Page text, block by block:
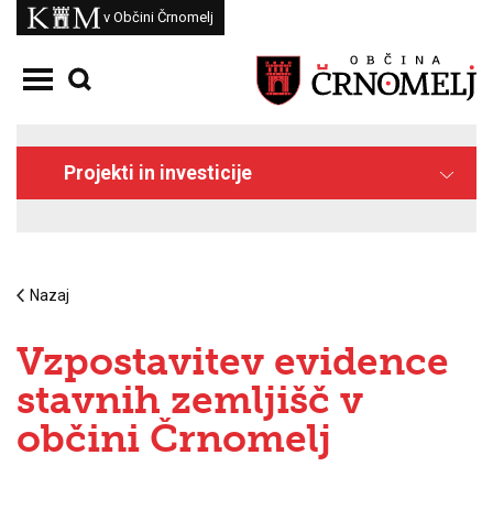
Skoči na vsebino
Kam
v Občini Črnomelj
Odpri meni
Projekti in investicije
Nazaj
Vzpostavitev evidence
stavnih zemljišč v
občini Črnomelj